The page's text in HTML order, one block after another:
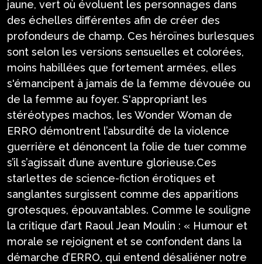
jaune, vert où évoluent les personnages dans
des échelles différentes afin de créer des
profondeurs de champ. Ces héroïnes burlesques
sont selon les versions sensuelles et colorées,
moins habillées que fortement armées, elles
s'émancipent à jamais de la femme dévouée ou
de la femme au foyer. S'appropriant les
stéréotypes machos, les Wonder Woman de
ERRO démontrent l’absurdité de la violence
guerrière et dénoncent la folie de tuer comme
s’il s’agissait d’une aventure glorieuse.Ces
starlettes de science-fiction érotiques et
sanglantes surgissent comme des apparitions
grotesques, épouvantables. Comme le souligne
la critique d’art Raoul Jean Moulin : « Humour et
morale se rejoignent et se confondent dans la
démarche d’ERRO, qui entend désaliéner notre